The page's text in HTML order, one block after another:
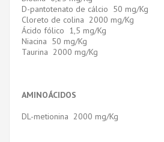
D-pantotenato de cálcio 50 mg/Kg
Cloreto de colina 2000 mg/Kg
Ácido fólico 1,5 mg/Kg
Niacina 50 mg/Kg
Taurina 2000 mg/Kg
AMINOÁCIDOS
DL-metionina 2000 mg/Kg